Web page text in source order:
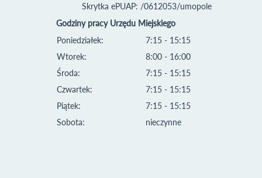
Skrytka ePUAP: /0612053/umopole
Godziny pracy Urzędu Miejskiego
Poniedziałek:
Wtorek:
Środa:
Czwartek:
Piątek:
Sobota:
7:15 - 15:15
8:00 - 16:00
7:15 - 15:15
7:15 - 15:15
7:15 - 15:15
nieczynne